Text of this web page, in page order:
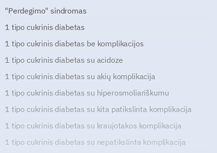
"Perdegimo" sindromas
1 tipo cukrinis diabetas
1 tipo cukrinis diabetas be komplikacijos
1 tipo cukrinis diabetas su acidoze
1 tipo cukrinis diabetas su akių komplikacija
1 tipo cukrinis diabetas su hiperosmoliariškumu
1 tipo cukrinis diabetas su kita patikslinta komplikacija
1 tipo cukrinis diabetas su kraujotakos komplikacija
1 tipo cukrinis diabetas su nepatikslinta komplikacija